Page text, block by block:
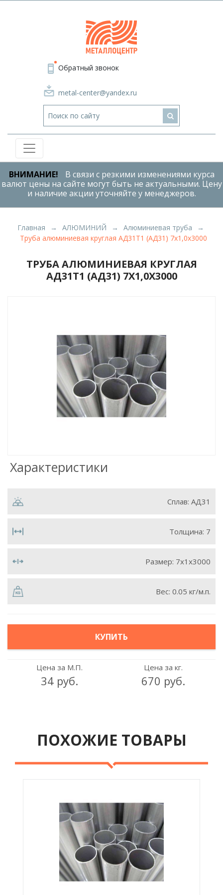
Обратный звонок
metal-center@yandex.ru
ВНИМАНИЕ!
В связи с резкими изменениями курса
валют цены на сайте могут быть не актуальными. Цену
и наличие акции уточняйте у менеджеров.
Главная АЛЮМИНИЙ
Алюминиевая труба
Труба алюминиевая круглая АД31Т1 (АД31) 7х1,0х3000
ТРУБА АЛЮМИНИЕВАЯ КРУГЛАЯ
АД31Т1 (АД31) 7Х1,0Х3000
Характеристики
Сплав: АД31
Толщина: 7
Размер: 7х1х3000
Вес: 0.05 кг/м.п.
КУПИТЬ
Цена за М.П.
34 руб.
Цена за кг.
670 руб.
ПОХОЖИЕ ТОВАРЫ